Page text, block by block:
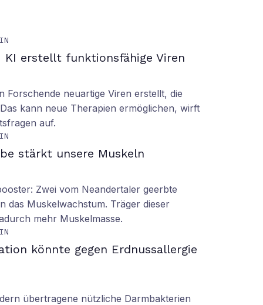
KI erstellt funktionsfähige Viren
Forschende neuartige Viren erstellt, die
kann neue Therapien ermöglichen, wirft
auf.
stärkt unsere Muskeln
Zwei vom Neandertaler geerbte
das Muskelwachstum. Träger dieser
mehr Muskelmasse.
könnte gegen Erdnussallergie
übertragene nützliche Darmbakterien